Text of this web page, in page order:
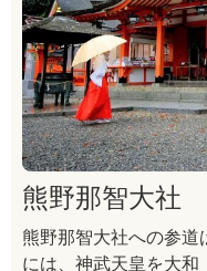
熊野那智大社
熊野那智大社への参道
には、神武天皇を大和